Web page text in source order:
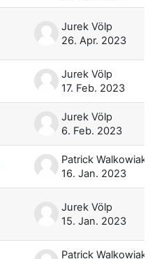
Jurek Völp
26. Apr. 2023
Jurek Völp
17. Feb. 2023
Jurek Völp
6. Feb. 2023
Patrick Walkowiak
16. Jan. 2023
Jurek Völp
15. Jan. 2023
Patrick Walkowiak